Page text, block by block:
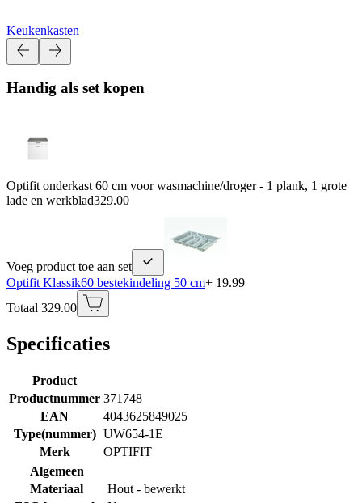
Keukenkasten
Handig als set kopen
Optifit onderkast 60 cm voor wasmachine/droger - 1 plank, 1 grote
lade en werkblad329.00
Voeg product toe aan set
Optifit Klassik60 bestekindeling 50 cm+ 19.99
Totaal 329.00
Specificaties
Product
Productnummer 371748
EAN
4043625849025
Type(nummer) UW654-1E
Merk
OPTIFIT
Algemeen
Materiaal
Hout - bewerkt